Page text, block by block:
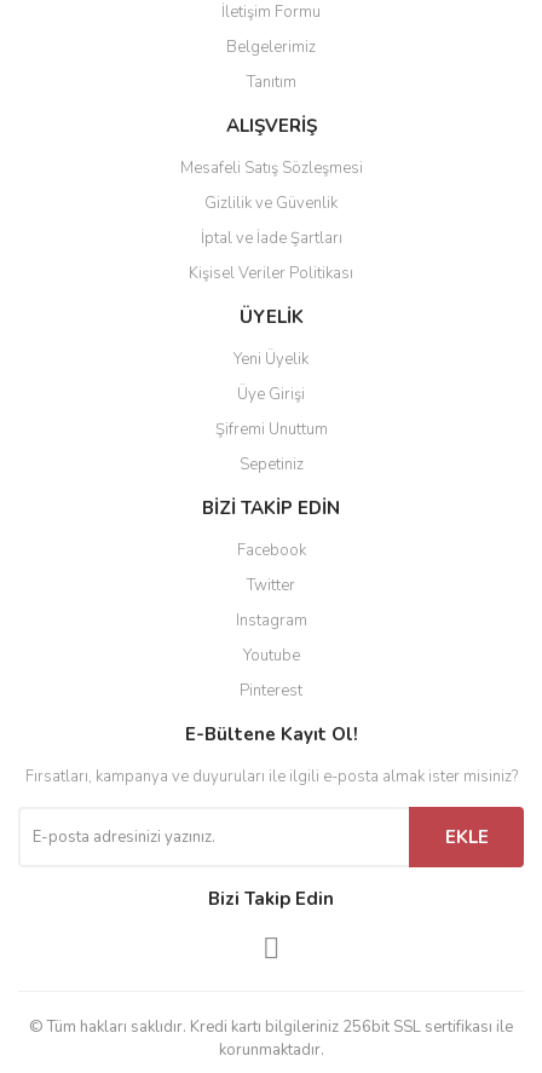
Gönder
İletişim Formu
Belgelerimiz
Tanıtım
ALIŞVERİŞ
Mesafeli Satış Sözleşmesi
Gizlilik ve Güvenlik
İptal ve İade Şartları
Kişisel Veriler Politikası
ÜYELİK
Yeni Üyelik
Üye Girişi
Şifremi Unuttum
Sepetiniz
BİZİ TAKİP EDİN
Facebook
Twitter
Instagram
Youtube
Pinterest
E-Bültene Kayıt Ol!
Fırsatları, kampanya ve duyuruları ile ilgili e-posta almak ister misiniz?
EKLE
Bizi Takip Edin
© Tüm hakları saklıdır. Kredi kartı bilgileriniz 256bit SSL sertifikası ile
korunmaktadır.